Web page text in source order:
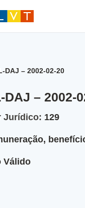
DAJ – 2002-02-20
DAJ – 2002-
Jurídico: 129
Válido